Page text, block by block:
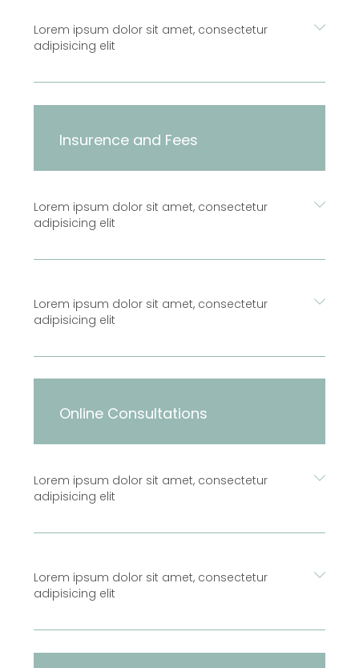
Lorem ipsum dolor sit amet, consectetur
adipisicing elit
Insurence and Fees
Lorem ipsum dolor sit amet, consectetur
adipisicing elit
Lorem ipsum dolor sit amet, consectetur
adipisicing elit
Online Consultations
Lorem ipsum dolor sit amet, consectetur
adipisicing elit
Lorem ipsum dolor sit amet, consectetur
adipisicing elit